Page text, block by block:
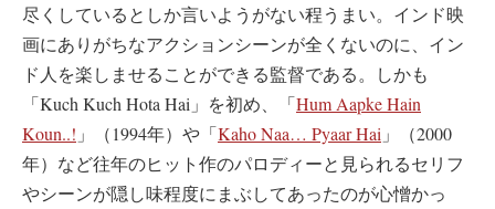
尽くしているとしか言いようがない程うまい。インド映
画にありがちなアクションシーンが全くないのに、イン
ド人を楽しませることができる監督である。しかも
「Kuch Kuch Hota Hai」を初め、「Hum Aapke Hain
Koun..! 」（1994年）や「Kaho Naa… Pyaar Hai 」（2000
年）など往年のヒット作のパロディーと見られるセリフ
やシーンが隠し味程度にまぶしてあったのが心憎かっ